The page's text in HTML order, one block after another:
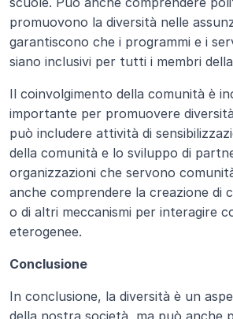
promuovono la diversità nelle
garantiscono che i programmi e i
siano inclusivi per tutti i membri
Il coinvolgimento della comunità è
importante per promuovere
può includere attività di
della comunità e lo sviluppo di
organizzazioni che servono
anche comprendere la creazione di
o di altri meccanismi per interagire
eterogenee.
Conclusione
In conclusione, la diversità è un
della nostra società, ma può anche